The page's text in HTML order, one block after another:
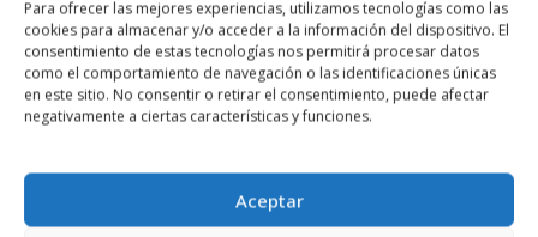
Para ofrecer las mejores experiencias, utilizamos tecnologías como las
cookies para almacenar y/o acceder a la información del dispositivo. El
consentimiento de estas tecnologías nos permitirá procesar datos
como el comportamiento de navegación o las identificaciones únicas
en este sitio. No consentir o retirar el consentimiento, puede afectar
negativamente a ciertas características y funciones.
Aceptar
CONDUCTOR
22 MAYO, 2025 AT 16:29
Como conductor les agradezco que se mejore el
la imagen de un municipio. Limpieza, asfaltado de
calles y aceras, árboles y luces. Es prioritario.
Sigamos así.